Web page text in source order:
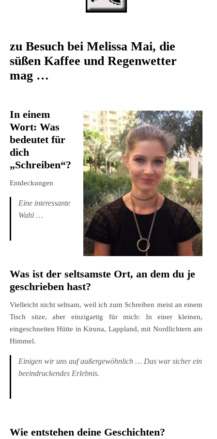
zu Besuch bei Melissa Mai, die
süßen Kaffee und Regenwetter
mag …
In einem
Wort: Was
bedeutet für
dich
„Schreiben“?
Entdeckungen
Eine interessante
Wahl …
Was ist der seltsamste Ort, an dem du je
geschrieben hast?
Vielleicht nicht seltsam, weil ich zum Schreiben meist an einem
Tisch sitze, aber einzigartig für mich: In einer kleinen,
eingeschneiten Hütte in Kiruna, Lappland, mit Nordlichtern am
Himmel.
Einigen wir uns auf außergewöhnlich … Das war sicher ein
beeindruckendes Erlebnis.
Wie entstehen deine Geschichten?